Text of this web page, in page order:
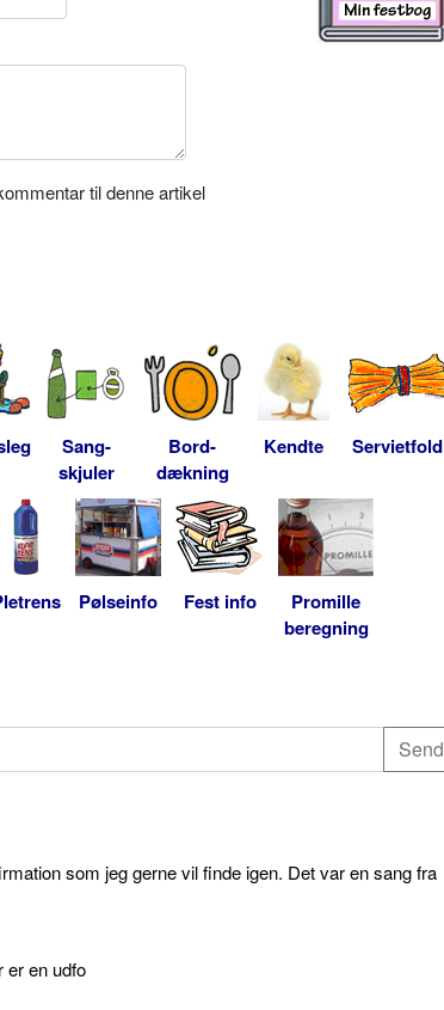
til denne artikel
Sang-
skjuler
Bord-
dækning
Kendte Servietfold
Pølseinfo Fest info
Promille
beregning
som jeg gerne vil finde igen. Det var en sang fra
er en udfo